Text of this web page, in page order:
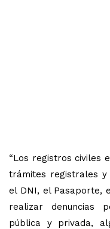
“Los registros civiles
trámites registrales y
el DNI, el Pasaporte,
realizar denuncias
pública y privada,